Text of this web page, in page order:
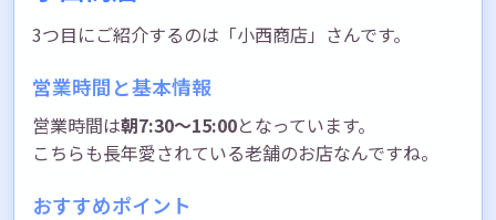
3つ目にご紹介するのは「小西商店」さんです。
営業時間と基本情報
営業時間は朝7:30〜15:00となっています。
こちらも長年愛されている老舗のお店なんですね。
おすすめポイント